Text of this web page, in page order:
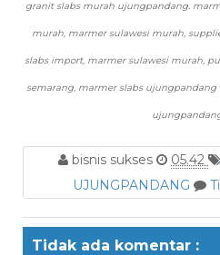
granit slabs murah ujungpandang.
murah, marmer sulawesi murah,
slabs import, marmer sulawesi murah,
semarang, marmer slabs
bisnis sukses 05.42
UJUNGPANDANG
Tidak ada komentar :